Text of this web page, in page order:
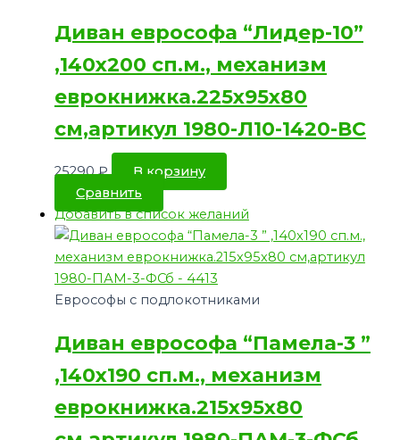
Диван еврософа “Лидер-10”
,140х200 сп.м., механизм
еврокнижка.225х95х80
см,артикул 1980-Л10-1420-ВС
25290₽
В корзину
Сравнить
Добавить в список желаний
Еврософы с подлокотниками
Диван еврософа “Памела-3 ”
,140х190 сп.м., механизм
еврокнижка.215х95х80